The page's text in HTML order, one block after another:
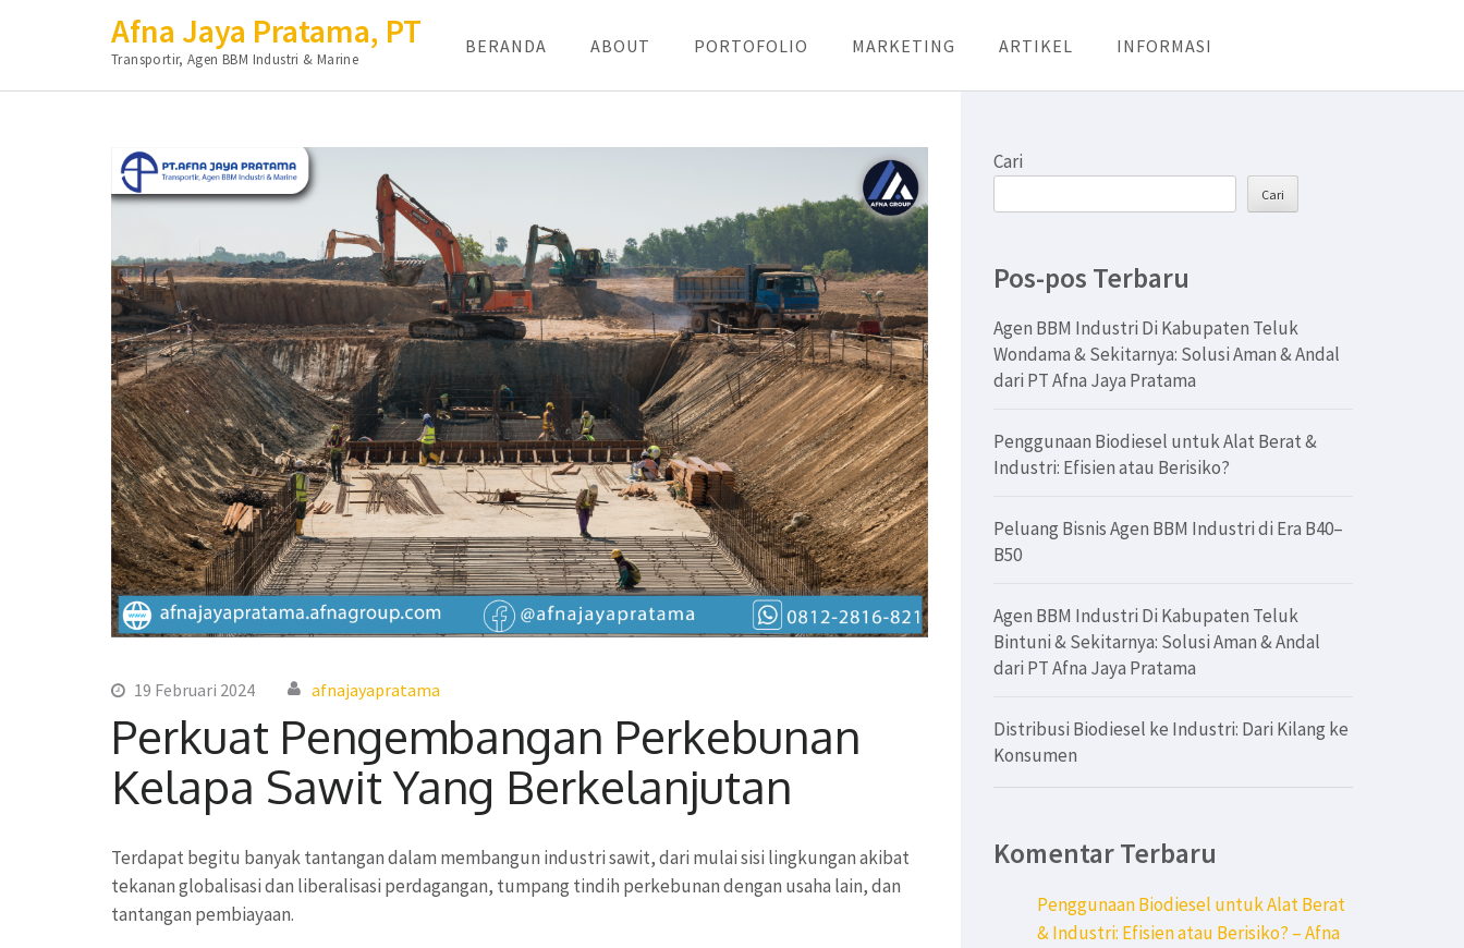
Afna Jaya Pratama, PT
Transportir, Agen BBM Industri & Marine
BERANDA ABOUT PORTOFOLIO MARKETING ARTIKEL INFORMASI
19 Februari 2024 afnajayapratama
Perkuat Pengembangan Perkebunan
Kelapa Sawit Yang Berkelanjutan
Terdapat begitu banyak tantangan dalam membangun industri sawit, dari mulai sisi lingkungan akibat
tekanan globalisasi dan liberalisasi perdagangan, tumpang tindih perkebunan dengan usaha lain, dan
tantangan pembiayaan.
Cari
Cari
Pos-pos Terbaru
Agen BBM Industri Di Kabupaten Teluk
Wondama & Sekitarnya: Solusi Aman & Andal
dari PT Afna Jaya Pratama
Penggunaan Biodiesel untuk Alat Berat &
Industri: Efisien atau Berisiko?
Peluang Bisnis Agen BBM Industri di Era B40–
B50
Agen BBM Industri Di Kabupaten Teluk
Bintuni & Sekitarnya: Solusi Aman & Andal
dari PT Afna Jaya Pratama
Distribusi Biodiesel ke Industri: Dari Kilang ke
Konsumen
Komentar Terbaru
Penggunaan Biodiesel untuk Alat Berat
& Industri: Efisien atau Berisiko? – Afna